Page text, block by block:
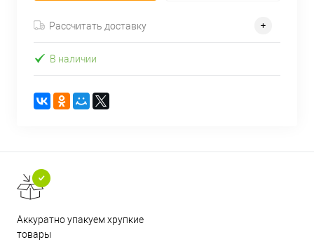
Рассчитать доставку
В наличии
Аккуратно упакуем хрупкие
товары